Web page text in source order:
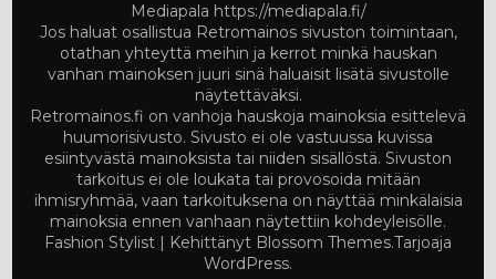
Mediapala https://mediapala.fi/
Jos haluat osallistua Retromainos sivuston toimintaan,
otathan yhteyttä meihin ja kerrot minkä hauskan
vanhan mainoksen juuri sinä haluaisit lisätä sivustolle
näytettäväksi.
Retromainos.fi on vanhoja hauskoja mainoksia esittelevä
huumorisivusto. Sivusto ei ole vastuussa kuvissa
esiintyvästä mainoksista tai niiden sisällöstä. Sivuston
tarkoitus ei ole loukata tai provosoida mitään
ihmisryhmää, vaan tarkoituksena on näyttää minkälaisia
mainoksia ennen vanhaan näytettiin kohdeyleisölle.
Fashion Stylist | Kehittänyt Blossom Themes.Tarjoaja
WordPress.